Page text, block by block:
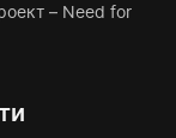
– Need for